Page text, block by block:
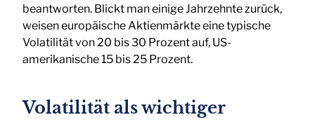
beantworten. Blickt man einige Jahrzehnte zurück,
weisen europäische Aktienmärkte eine typische
Volatilität von 20 bis 30 Prozent auf, US-
amerikanische 15 bis 25 Prozent.
Volatilität als wichtiger